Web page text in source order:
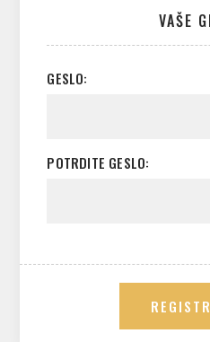
VAŠE
GESLO:
POTRDITE GESLO: